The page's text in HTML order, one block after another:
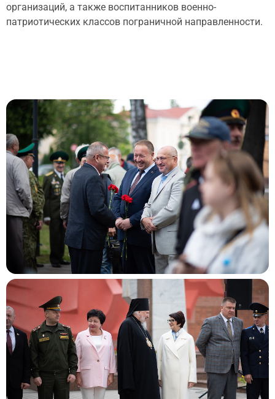
организаций, а также воспитанников военно-
патриотических классов пограничной направленности.